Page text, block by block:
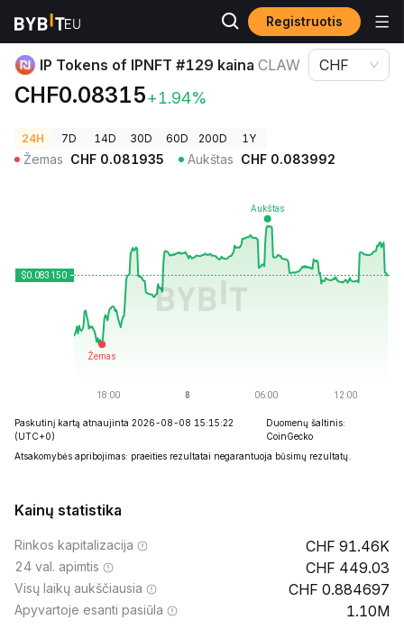
Registruotis
Kriptovaliutų kainos IP Tokens of IPNFT #129 kaina CLAW
IP Tokens of IPNFT #129 kaina CLAW
CHF0.08315+1.94%
CHF
24H 7D 14D 30D 60D 200D 1Y
Žemas CHF 0.081935 Aukštas CHF 0.083992
Paskutinį kartą atnaujinta 2026-08-08 15:15:22
(UTC+0)
Duomenų šaltinis:
CoinGecko
Atsakomybės apribojimas: praeities rezultatai negarantuoja būsimų rezultatų.
Kainų statistika
Rinkos kapitalizacija 91.46K
24 val. apimtis 449.03
Visų laikų aukščiausia 0.884697
Apyvartoje esanti pasiūla 1.10M